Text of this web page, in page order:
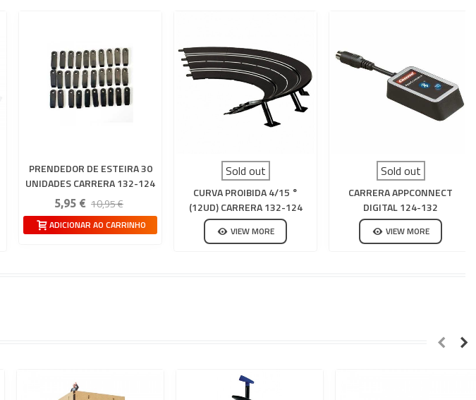
PRENDEDOR DE ESTEIRA 30
UNIDADES CARRERA 132-124
5,95 € 10,95 €
ADICIONAR AO CARRINHO
Sold out
CURVA PROIBIDA 4/15 °
(12UD) CARRERA 132-124
VIEW MORE
Sold out
CARRERA APPCONNECT
DIGITAL 124-132
VIEW MORE